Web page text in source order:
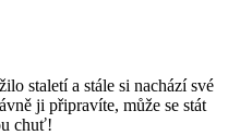
staletí a stále si nachází své
ji připravíte, může se stát
chuť!